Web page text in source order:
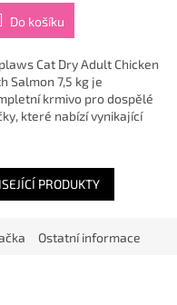
Do košíku
Cat Dry Adult Chicken
Salmon 7,5 kg je
krmivo pro dospělé
které nabízí vynikající
PRODUKTY
Ostatní informace